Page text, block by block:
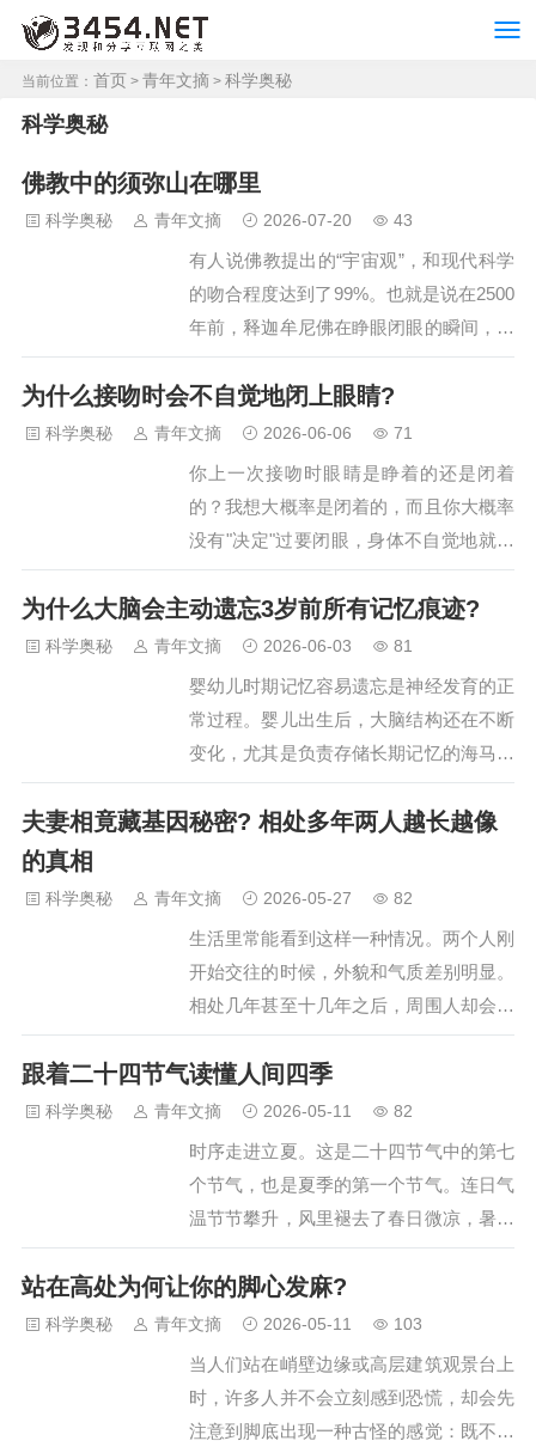
当前位置： 首页 > 青年文摘 > 科学奥秘
科学奥秘
佛教中的须弥山在哪里
科学奥秘 青年文摘 2026-07-20 43
有人说佛教提出的“宇宙观”，和现代科学
的吻合程度达到了99%。也就是说在2500
年前，释迦牟尼佛在睁眼闭眼的瞬间，就
看到了人类历经几千年研究的结论。现代
天文科学家发现，在一定的范围之内，银
河系中有十亿颗恒星；而在佛经中早有记
载，一个娑婆世界由十亿个小世界组成。
科学家靠着科学仪器向外探索宇宙，佛陀
靠觉知向内洞见宇宙，虽然二者路径不
的共鸣，这简直太神奇了。那我们今天就
世界，或许在这一刻全部明…
为什么接吻时会不自觉地闭上眼睛?
科学奥秘 青年文摘 2026-06-06 71
你上一次接吻时眼睛是睁着的还是闭着
的？我想大概率是闭着的，而且你大概率
没有"决定"过要闭眼，身体不自觉地就做
出了这个反应。 为什么会这样？又不是
怕看到对方近在咫尺的脸。好吧，也许贴
着一张大脸确实有点吓人。 为什么接吻
时会不自觉地闭上眼睛？ 其实真正的原
因，还要从大脑说起。 大脑是…
为什么大脑会主动遗忘3岁前所有记忆痕迹?
科学奥秘 青年文摘 2026-06-03 81
婴幼儿时期记忆容易遗忘是神经发育的正
常过程。婴儿出生后，大脑结构还在不断
变化，尤其是负责存储长期记忆的海马体
发育并不完整。海马体从出生开始逐步长
成，到三四岁时才接近成熟状态。这意味
来，难以成为日后的回忆基础。正是因为
烟一样迅速消散。 为什么大脑会主动遗
忘3岁前所有记忆痕迹？…
夫妻相竟藏基因秘密? 相处多年两人越长越像
的真相
科学奥秘 青年文摘 2026-05-27 82
生活里常能看到这样一种情况。两个人刚
开始交往的时候，外貌和气质差别明显。
相处几年甚至十几年之后，周围人却会注
意到，他们的外形和神态越来越接近，仿
佛天生就是一家人。 夫妻相竟藏基因秘
密？相处多年两人越长越像的真相 这种
变化让不少人感到好奇。过去大家觉得这
是因为日常习惯接近，表情习惯相似，时
间久了气质自然融合。现在来看，背后还
跟着二十四节气读懂人间四季
科学奥秘 青年文摘 2026-05-11 82
时序走进立夏。这是二十四节气中的第七
个节气，也是夏季的第一个节气。连日气
温节节攀升，风里褪去了春日微凉，暑意
悄然漫开，让人真切嗅到了夏天的气息。
循着光阴的脚步，二十四节气流转有序，
早已凝练为朗朗上口的节令歌谣： 春雨
惊春清谷天，夏满芒夏暑相连。秋处露秋
寒霜降，冬雪雪冬小大寒。 这首从小背
到大的节气顺口溜，简直是中国人刻进
站在高处为何让你的脚心发麻?
科学奥秘 青年文摘 2026-05-11 103
当人们站在峭壁边缘或高层建筑观景台上
时，许多人并不会立刻感到恐慌，却会先
注意到脚底出现一种古怪的感觉：既不是